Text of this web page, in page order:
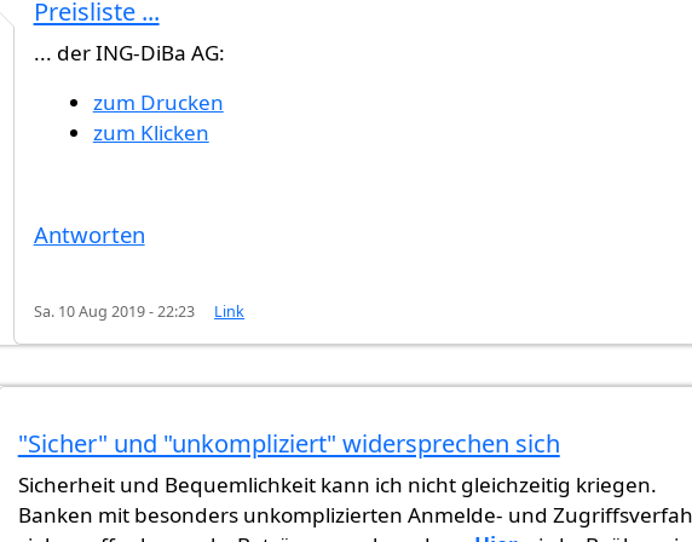
vonGast (nicht überprüft)
Preisliste ...
... der ING-DiBa AG:
zum Drucken
zum Klicken
Antworten
Sa. 10 Aug 2019 - 22:23 Link
"Sicher" und "unkompliziert" widersprechen sich
Sicherheit und Bequemlichkeit kann ich nicht gleichzeitig kriegen.
Banken mit besonders unkomplizierten Anmelde- und